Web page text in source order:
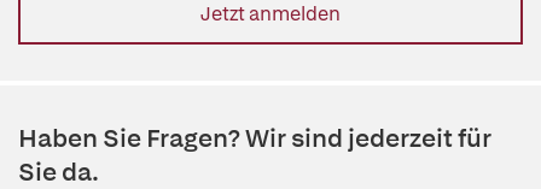
Jetzt anmelden
Haben Sie Fragen? Wir sind jederzeit für
Sie da.